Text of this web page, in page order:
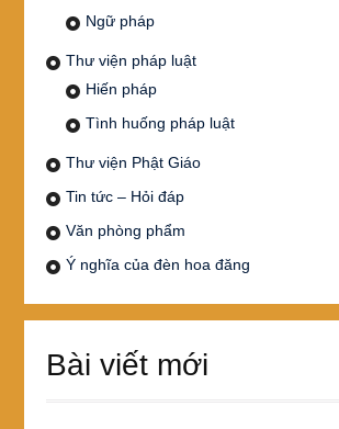
Ngữ pháp
Thư viện pháp luật
Hiến pháp
Tình huống pháp luật
Thư viện Phật Giáo
Tin tức – Hỏi đáp
Văn phòng phẩm
Ý nghĩa của đèn hoa đăng
Bài viết mới